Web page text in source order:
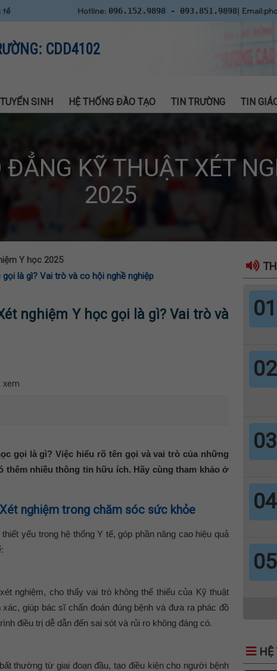
tế Hotline: 096.152.9898 - 093.851.9898| Email:
CDD4102
SINH HỆ THỐNG ĐÀO TẠO TIN TRƯỜNG TIN
KỸ THUẬT XÉT
2025
Y học 2025
là gì? Vai trò và co hội nghề nghiệp
nghiệm Y học gọi là gì? Vai trò và
xem
gọi là gì? Việc hiểu rõ tên gọi và vai trò của những
nhiều thông tin hữu ích. Hãy cùng tham khảo ở
nghiệm trong chăm sóc sức khỏe
yếu trong hệ thống Y tế, góp phần nâng cao hiệu quả
nghiệm, cho thấy vai trò không thể thiếu của Kỹ thuật
giúp bác sĩ chẩn đoán đúng bệnh và đưa ra phác đồ
điều trị dễ dẫn đến sai sót và rủi ro không đáng có.
thường từ giai đoạn đầu, tạo điều kiện cho người bệnh
01
02
03
04
05
HỆ